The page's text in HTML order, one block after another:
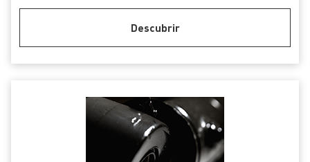
Descubrir